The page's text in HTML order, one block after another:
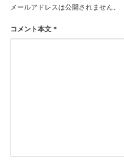
メールアドレスは公開されません。
コメント本文 *